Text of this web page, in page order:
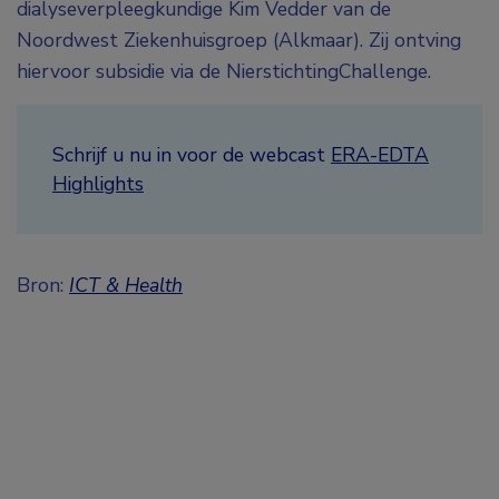
dialyseverpleegkundige Kim Vedder van de
Noordwest Ziekenhuisgroep (Alkmaar). Zij ontving
hiervoor subsidie via de NierstichtingChallenge.
Schrijf u nu in voor de webcast ERA-EDTA
Highlights
Bron: ICT & Health